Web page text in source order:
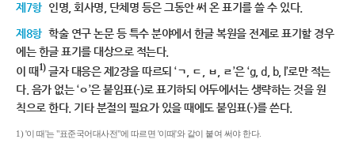
제7항 인명, 회사명, 단체명 등은 그동안 써 온 표기를 쓸 수 있다.
제8항 학술 연구 논문 등 특수 분야에서 한글 복원을 전제로 표기할 경우
에는 한글 표기를 대상으로 적는다.
이 때1)글자 대응은 제2장을 따르되 ‘ㄱ, ㄷ, ㅂ, ㄹ’은 ‘g, d, b, l’로만 적는
다. 음가 없는 ‘ㅇ’은 붙임표(-)로 표기하되 어두에서는 생략하는 것을 원
칙으로 한다. 기타 분절의 필요가 있을 때에도 붙임표(-)를 쓴다.
1) '이 때'는 "표준국어대사전"에 따르면 '이때'와 같이 붙여 써야 한다.